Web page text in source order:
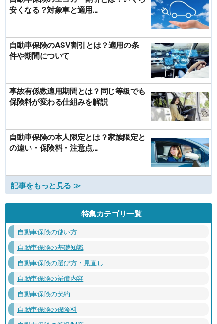
安くなる？対象車と適用...
自動車保険のASV割引とは？適用の条
件や期間について
事故有係数適用期間とは？同じ等級でも
保険料が変わる仕組みを解説
自動車保険の本人限定とは？家族限定と
の違い・保険料・注意点...
記事をもっと見る ≫
特集カテゴリ一覧
自動車保険の使い方
自動車保険の基礎知識
自動車保険の選び方・見直し
自動車保険の補償内容
自動車保険の契約
自動車保険の保険料